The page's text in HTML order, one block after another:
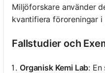
Miljöforskare använder
kvantifiera föroreningar i
Fallstudier och
Organisk Kemi Lab: En